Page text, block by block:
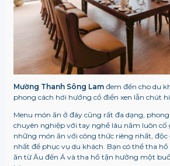
Mường Thanh Sông Lamđem đến cho du
phong cách hơi hướng cổ điển xen lẫn chút
Menu món ăn ở đây cũng rất đa dạng,
chuyên nghiệp với tay nghề lâu năm luôn cố
những món ăn với công thức riêng nhất, độc
nhất để phục vụ du khách. Bạn có thể tha
ăn từ Âu đến Á và tha hồ tận hưởng một